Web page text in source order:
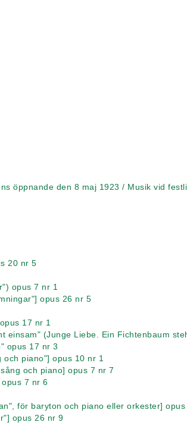
öppnande den 8 maj 1923 / Musik vid
20 nr 5
opus 7 nr 1
opus 26 nr 5
17 nr 1
einsam" (Junge Liebe. Ein Fichtenbaum
opus 17 nr 3
och piano"] opus 10 nr 1
och piano] opus 7 nr 7
7 nr 6
för baryton och piano eller orkester]
opus 26 nr 9